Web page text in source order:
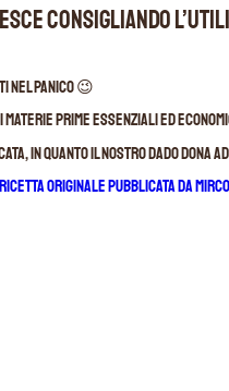
consigliando
nel panico 😉
prime essenziali ed
in quanto il nostro Dado dona
originale pubblicata da Mirco